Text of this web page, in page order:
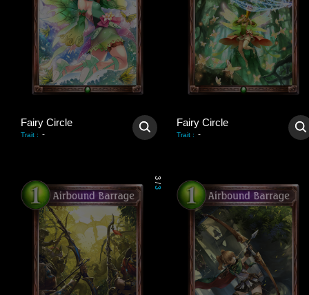
Fairy Circle
Trait : -
Fairy Circle
Trait : -
3
/
3